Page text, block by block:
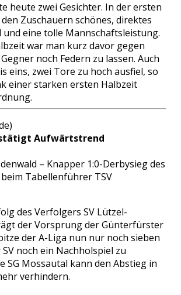
heute zwei Gesichter. In der ersten
Zuschauern schönes, direktes
eine tolle Mannschaftsleistung.
war man kurz davor gegen
noch Federn zu lassen. Auch
eins, zwei Tore zu hoch ausfiel, so
einer starken ersten Halbzeit
Aufwärtstrend
– Knapper 1:0-Derbysieg des
Tabellenführer TSV
des Verfolgers SV Lützel-
der Vorsprung der Günterfürster
der A-Liga nun nur noch sieben
noch ein Nachholspiel zu
SG Mossautal kann den Abstieg in
verhindern.